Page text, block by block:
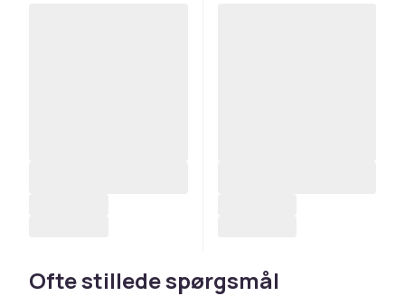
Ofte stillede spørgsmål